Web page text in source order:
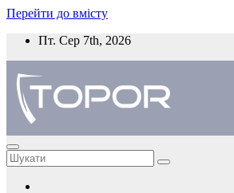
Перейти до вмісту
Пт. Сер 7th, 2026